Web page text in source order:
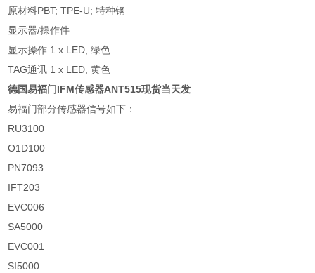
原材料PBT; TPE-U; 特种钢
显示器/操作件
显示操作 1 x LED, 绿色
TAG通讯 1 x LED, 黄色
德国易福门IFM传感器ANT515现货当天发
易福门部分传感器信号如下：
RU3100
O1D100
PN7093
IFT203
EVC006
SA5000
EVC001
SI5000